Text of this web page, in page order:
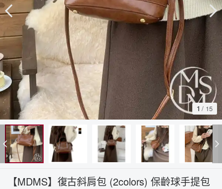
1 / 15
【MDMS】復古斜肩包 (2colors) 保齡球手提包